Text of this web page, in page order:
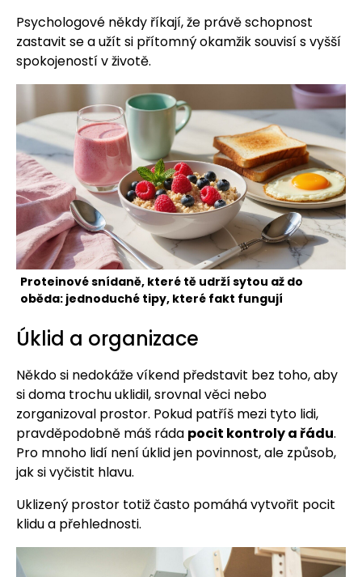
Psychologové někdy říkají, že právě schopnost
zastavit se a užít si přítomný okamžik souvisí s vyšší
spokojeností v životě.
Proteinové snídaně, které tě udrží sytou až do
oběda: jednoduché tipy, které fakt fungují
Úklid a organizace
Někdo si nedokáže víkend představit bez toho, aby
si doma trochu uklidil, srovnal věci nebo
zorganizoval prostor. Pokud patříš mezi tyto lidi,
pravděpodobně máš ráda pocit kontroly a řádu.
Pro mnoho lidí není úklid jen povinnost, ale způsob,
jak si vyčistit hlavu.
Uklizený prostor totiž často pomáhá vytvořit pocit
klidu a přehlednosti.